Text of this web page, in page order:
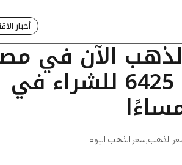
أخبار
الآن في
عيار 24 يسجل 6425 للشراء في
الذهب,سعر الذهب اليوم